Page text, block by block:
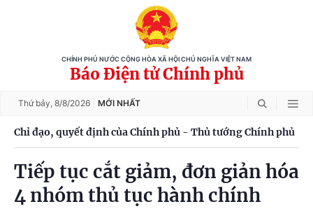
CHÍNH PHỦ NƯỚC CỘNG HÒA XÃ HỘI CHỦ NGHĨA VIỆT NAM
Báo Điện tử Chính phủ
Thứ bảy, 8/8/2026 MỚI NHẤT
Chỉ đạo, quyết định của Chính phủ - Thủ tướng Chính phủ
Tiếp tục cắt giảm, đơn giản hóa
4 nhóm thủ tục hành chính